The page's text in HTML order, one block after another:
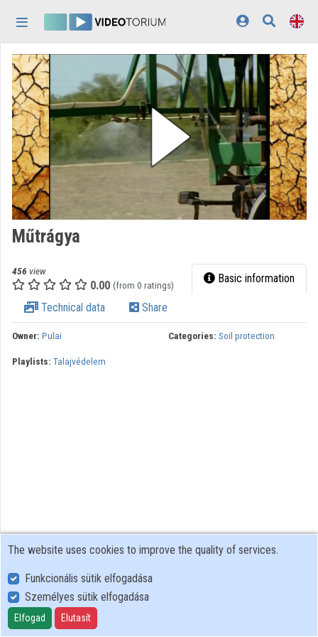
Home
Log In
Discovery
Categories
Playlists
Organizations
Contributors
Appearance:
Műtrágya
456 view
0.00 (from 0 ratings) Basic information
Technical data Share
Owner: Pulai Categories: Soil protection
Playlists: Talajvédelem
User Policy
Adatkezelési tájékoztató (en)
Cookie Policy
The website uses cookies to improve the quality of services.
Funkcionális sütik elfogadása
Személyes sütik elfogadása
Elfogad Elutasít